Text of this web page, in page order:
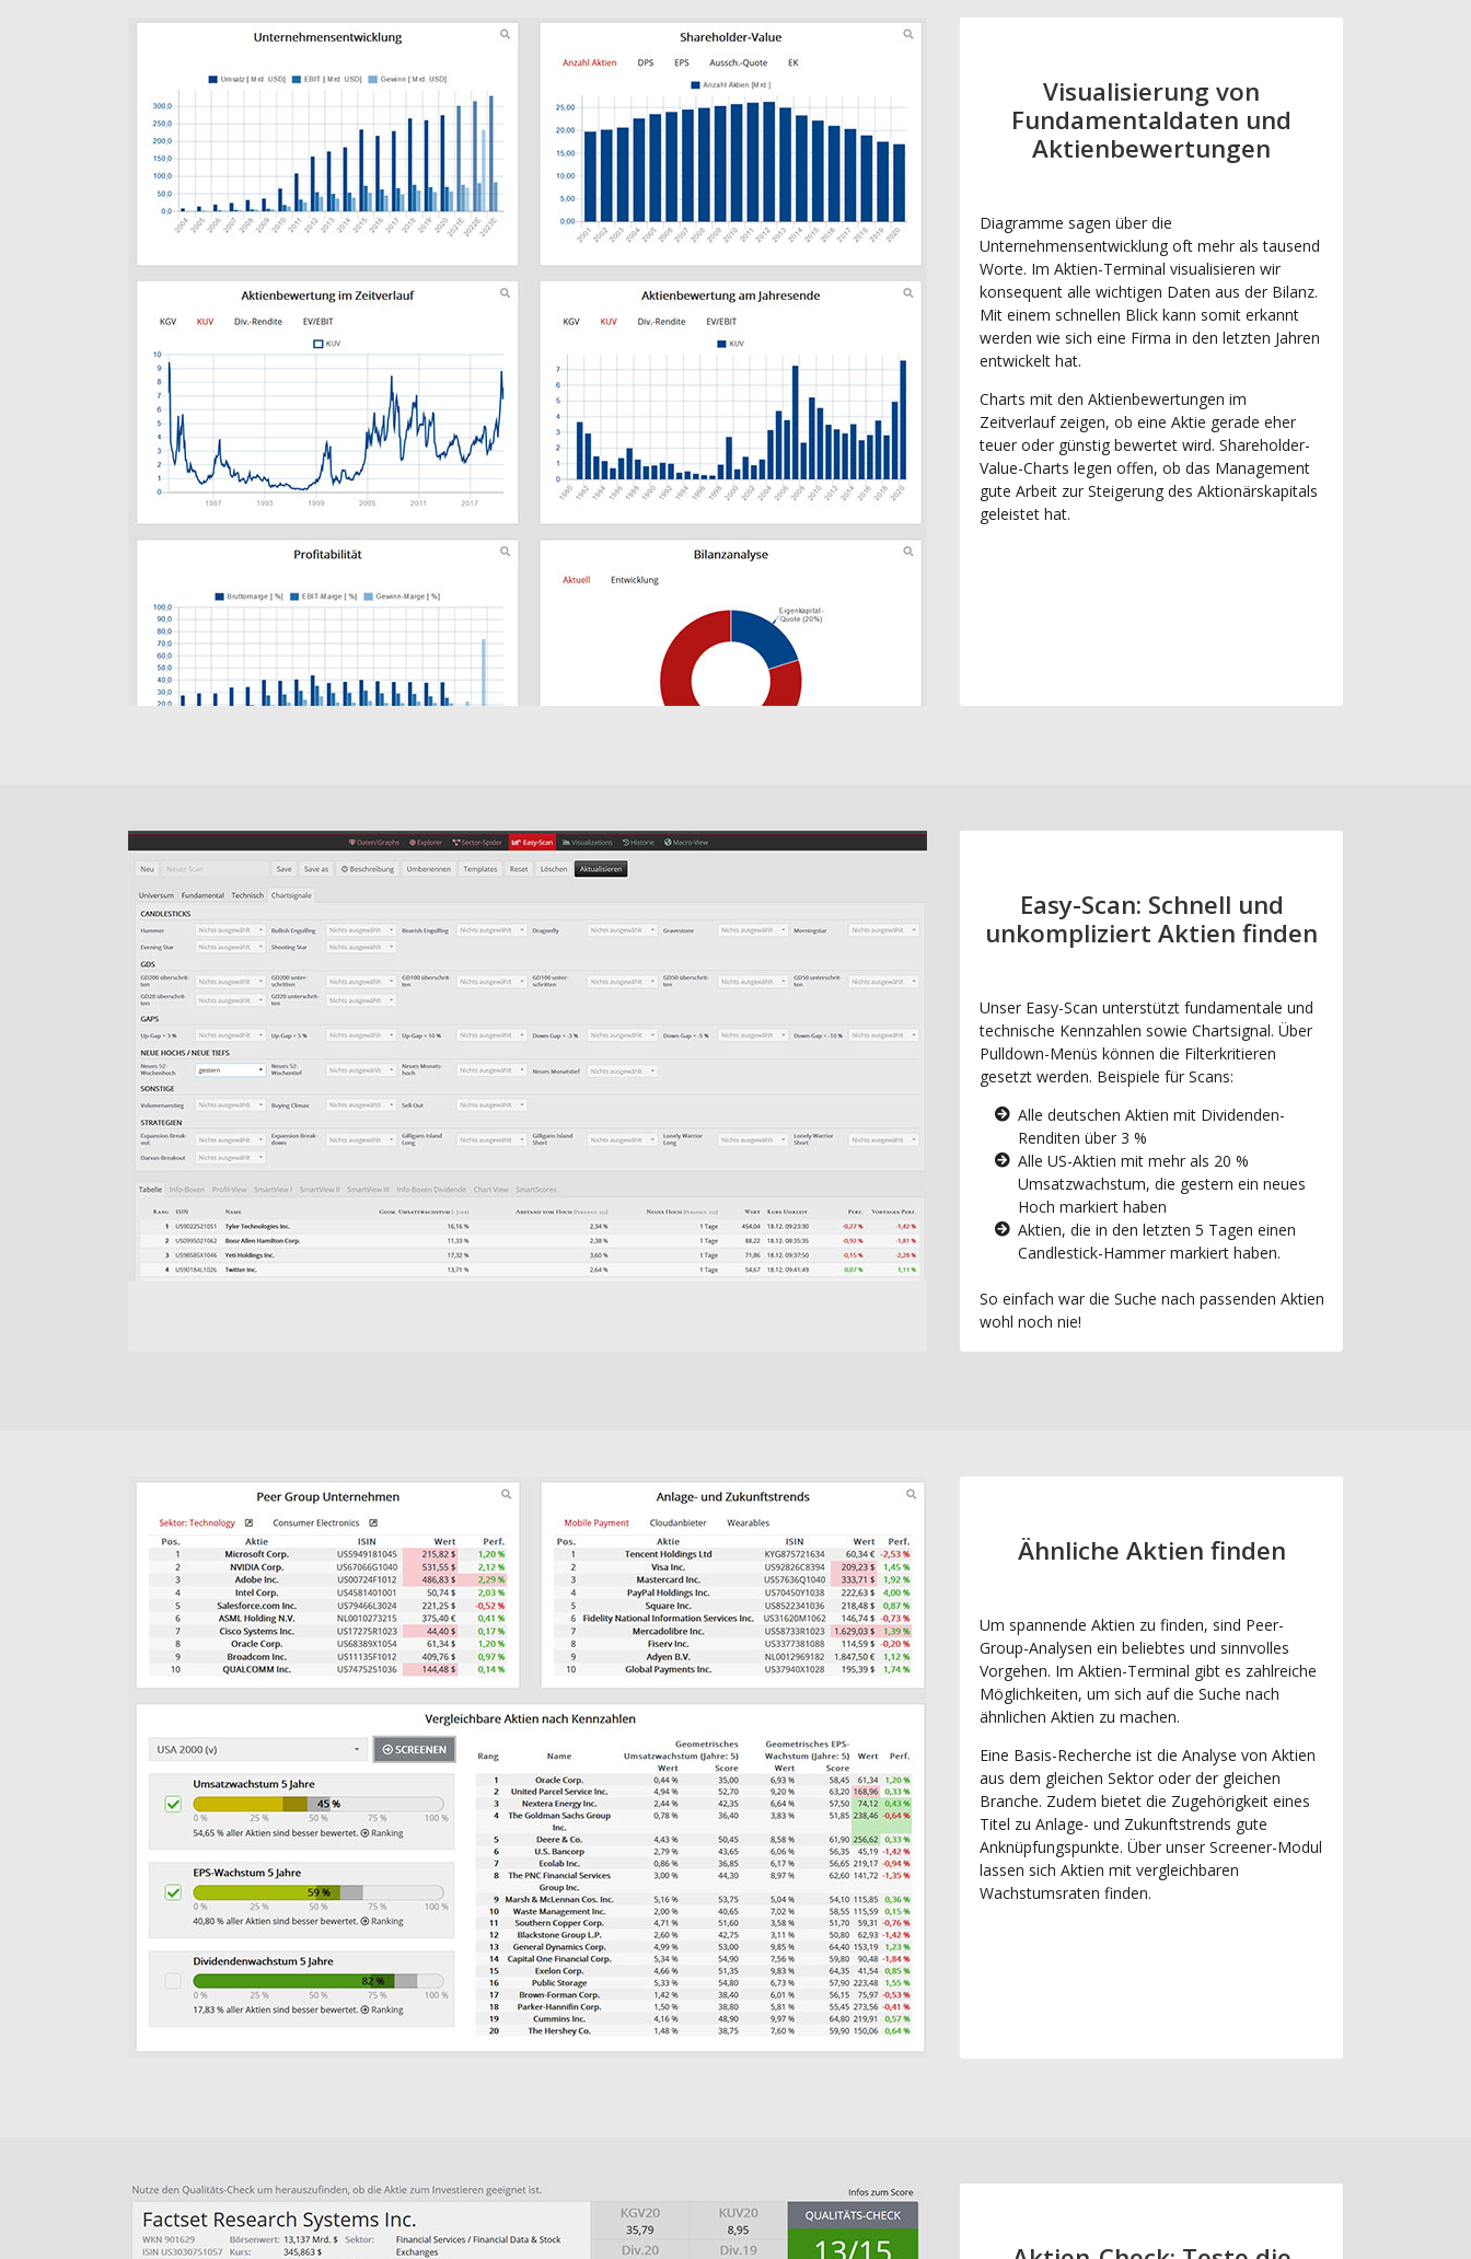
Visualisierung von
Fundamentaldaten und
Aktienbewertungen
Diagramme sagen über die
Unternehmensentwicklung oft mehr als tausend
Worte. Im Aktien-Terminal visualisieren wir
konsequent alle wichtigen Daten aus der Bilanz.
Mit einem schnellen Blick kann somit erkannt
werden wie sich eine Firma in den letzten Jahren
entwickelt hat.
Charts mit den Aktienbewertungen im
Zeitverlauf zeigen, ob eine Aktie gerade eher
teuer oder günstig bewertet wird. Shareholder-
Value-Charts legen offen, ob das Management
gute Arbeit zur Steigerung des Aktionärskapitals
geleistet hat.
Easy-Scan: Schnell und
unkompliziert Aktien finden
Unser Easy-Scan unterstützt fundamentale und
technische Kennzahlen sowie Chartsignal. Über
Pulldown-Menüs können die Filterkritieren
gesetzt werden. Beispiele für Scans:
Alle deutschen Aktien mit Dividenden-
Renditen über 3 %
Alle US-Aktien mit mehr als 20 %
Umsatzwachstum, die gestern ein neues
Hoch markiert haben
Aktien, die in den letzten 5 Tagen einen
Candlestick-Hammer markiert haben.
So einfach war die Suche nach passenden Aktien
wohl noch nie!
Ähnliche Aktien finden
Um spannende Aktien zu finden, sind Peer-
Group-Analysen ein beliebtes und sinnvolles
Vorgehen. Im Aktien-Terminal gibt es zahlreiche
Möglichkeiten, um sich auf die Suche nach
ähnlichen Aktien zu machen.
Eine Basis-Recherche ist die Analyse von Aktien
aus dem gleichen Sektor oder der gleichen
Branche. Zudem bietet die Zugehörigkeit eines
Titel zu Anlage- und Zukunftstrends gute
Anknüpfungspunkte. Über unser Screener-Modul
lassen sich Aktien mit vergleichbaren
Wachstumsraten finden.